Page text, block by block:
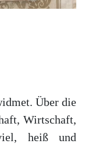
Über die
Wirtschaft,
heiß und